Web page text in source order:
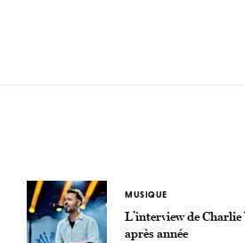
MUSIQUE
L’interview de
après année